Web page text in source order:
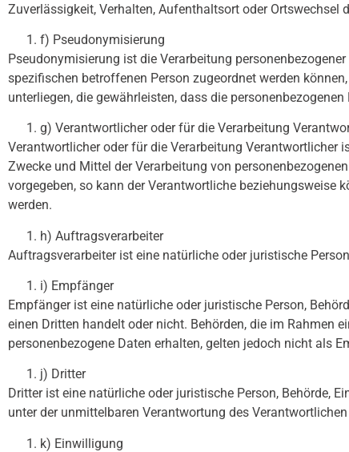
Zuverlässigkeit, Verhalten, Aufenthaltsort oder Ortswechsel
f) Pseudonymisierung
Pseudonymisierung ist die Verarbeitung
spezifischen betroffenen Person zugeordnet werden
unterliegen, die gewährleisten, dass die
g) Verantwortlicher oder für die Verarbeitung
Verantwortlicher oder für die Verarbeitung Verantwortlicher
Zwecke und Mittel der Verarbeitung von
vorgegeben, so kann der Verantwortliche beziehungsweise
werden.
h) Auftragsverarbeiter
Auftragsverarbeiter ist eine natürliche oder juristische
i) Empfänger
Empfänger ist eine natürliche oder juristische Person,
einen Dritten handelt oder nicht. Behörden, die im Rahmen
personenbezogene Daten erhalten, gelten jedoch nicht als
j) Dritter
Dritter ist eine natürliche oder juristische Person, Behörde,
unter der unmittelbaren Verantwortung des
k) Einwilligung